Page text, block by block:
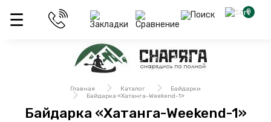
0
Главная Каталог
Байдарки
Байдарка «Хатанга-Weekend-1»
Байдарка «Хатанга-Weekend-1»